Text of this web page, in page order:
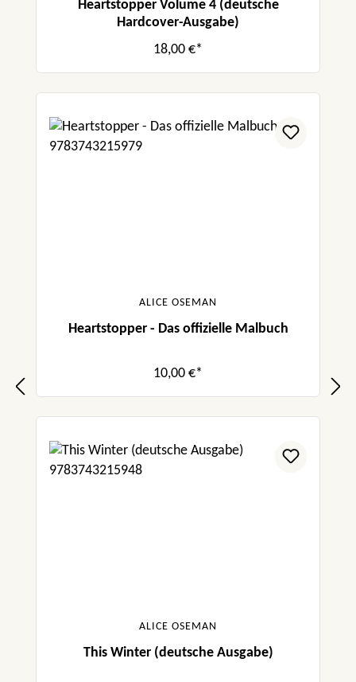
Heartstopper Volume 4 (deutsche
Hardcover-Ausgabe)
18,00 €*
ALICE OSEMAN
Heartstopper - Das offizielle Malbuch
10,00 €*
ALICE OSEMAN
This Winter (deutsche Ausgabe)